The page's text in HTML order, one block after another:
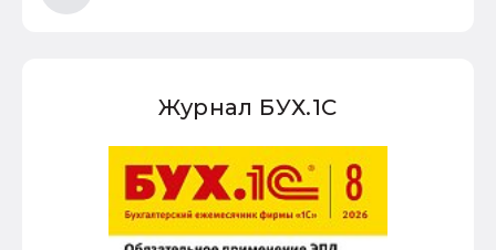
Журнал БУХ.1С